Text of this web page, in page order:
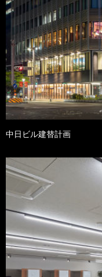
中日ビル建替計画